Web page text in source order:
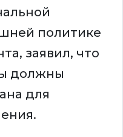
политике
заявил, что
должны
для